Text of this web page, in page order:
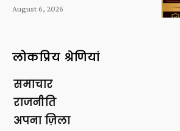
August 6, 2026
लोकप्रिय श्रेणियां
समाचार
राजनीति
अपना ज़िला